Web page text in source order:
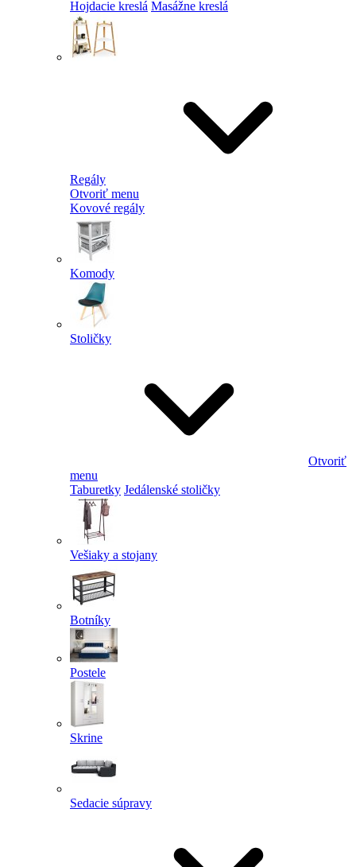
Hojdacie kreslá Masážne kreslá
Regály
Otvoriť menu
Kovové regály
Komody
Stoličky
Otvoriť
menu
Taburetky Jedálenské stoličky
Vešiaky a stojany
Botníky
Postele
Skrine
Sedacie súpravy